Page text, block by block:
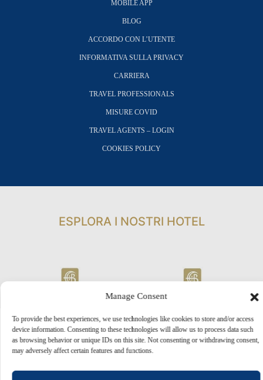
Manage Consent
To provide the best experiences, we use technologies like cookies to store and/or access
device information. Consenting to these technologies will allow us to process data such
as browsing behavior or unique IDs on this site. Not consenting or withdrawing consent,
may adversely affect certain features and functions.
MOBILE APP
BLOG
ACCORDO CON L’UTENTE
INFORMATIVA SULLA PRIVACY
CARRIERA
TRAVEL PROFESSIONALS
MISURE COVID
TRAVEL AGENTS – LOGIN
COOKIES POLICY
ESPLORA I NOSTRI HOTEL